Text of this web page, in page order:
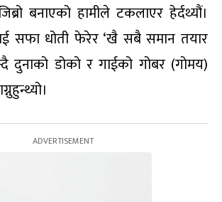
बनाएको हामीले टकलाएर हेर्दथ्यौं।
सफा धोती फेरेर ‘खै सबै समान तयार
दुनाको डोको र गाईको गोबर (गोमय)